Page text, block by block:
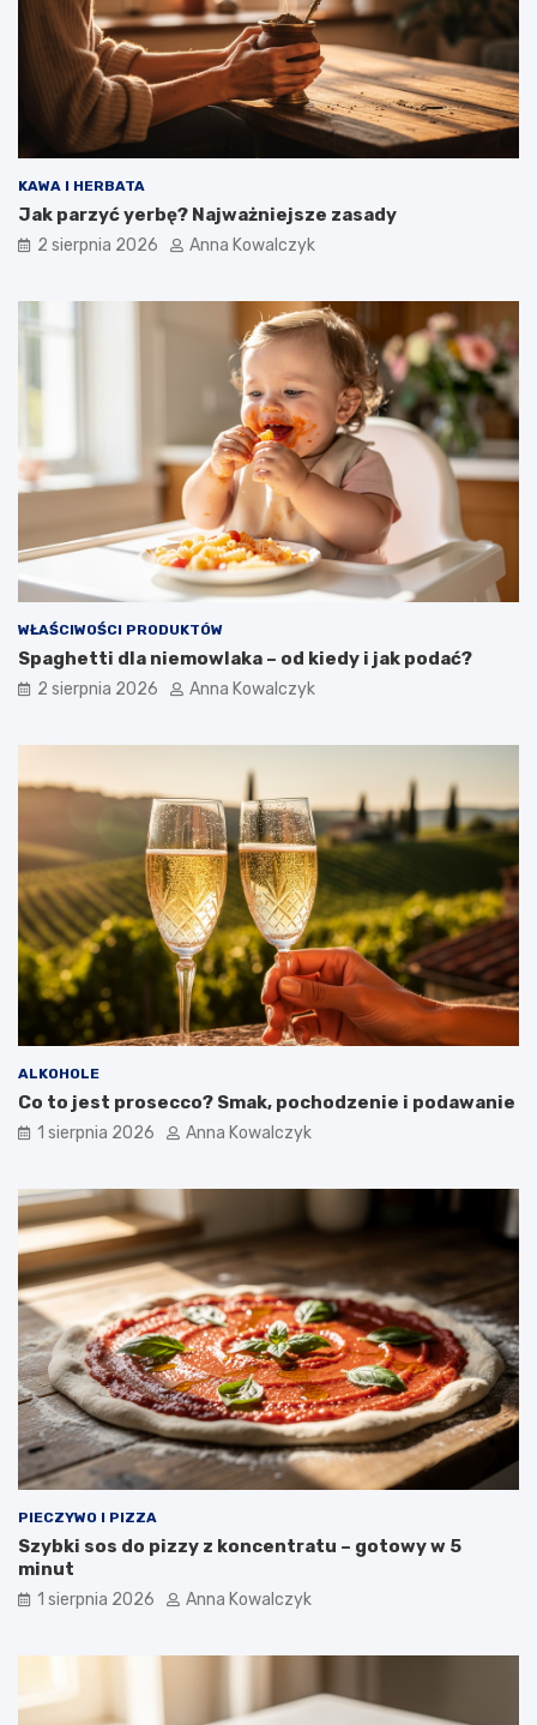
KAWA I HERBATA
Jak parzyć yerbę? Najważniejsze zasady
2 sierpnia 2026 Anna Kowalczyk
WŁAŚCIWOŚCI PRODUKTÓW
Spaghetti dla niemowlaka – od kiedy i jak podać?
2 sierpnia 2026 Anna Kowalczyk
ALKOHOLE
Co to jest prosecco? Smak, pochodzenie i podawanie
1 sierpnia 2026 Anna Kowalczyk
PIECZYWO I PIZZA
Szybki sos do pizzy z koncentratu – gotowy w 5
minut
1 sierpnia 2026 Anna Kowalczyk